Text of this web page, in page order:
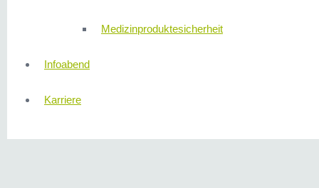
Medizinproduktesicherheit
Infoabend
Karriere